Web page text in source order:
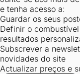
e tenha acesso a:
Guardar os seus
Definir o
resultados
Subscrever a
novidades do site
Actualizar preços e